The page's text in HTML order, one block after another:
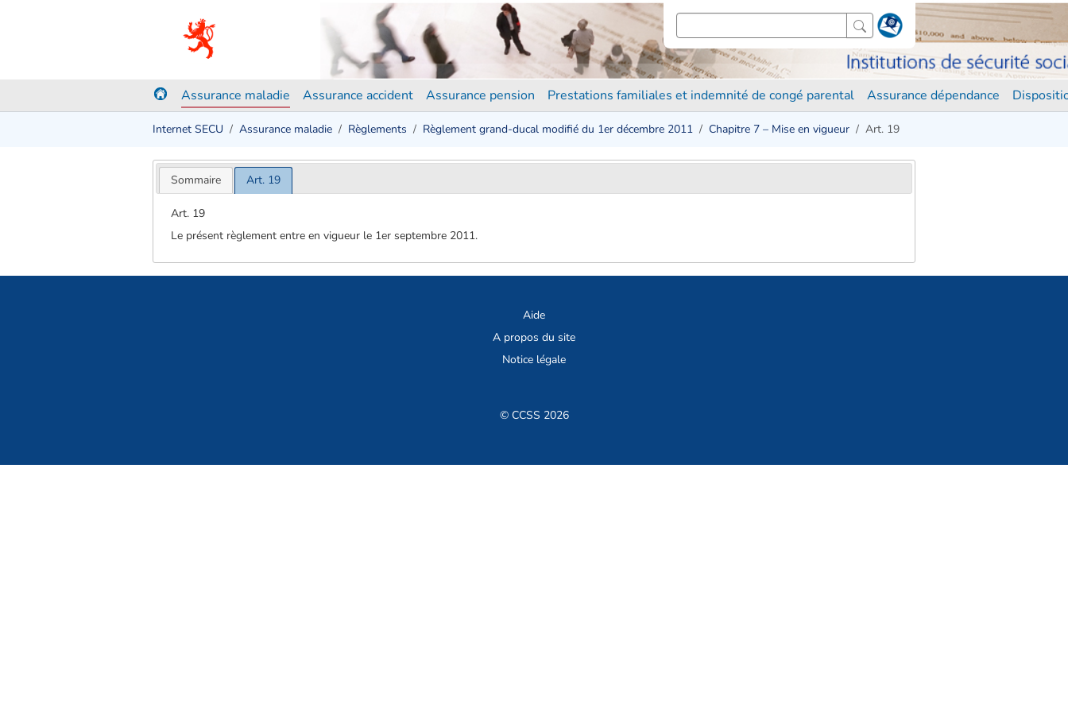
Assurance maladie Assurance accident Assurance pension Prestations familiales et indemnité de congé parental Assurance dépendance
Internet SECU Assurance maladie Règlements Règlement grand-ducal modifié du 1er décembre 2011 Chapitre 7 – Mise en vigueur Art. 19
Sommaire Art. 19
Art. 19
Le présent règlement entre en vigueur le 1er septembre 2011.
Aide
A propos du site
Notice légale
© CCSS 2026